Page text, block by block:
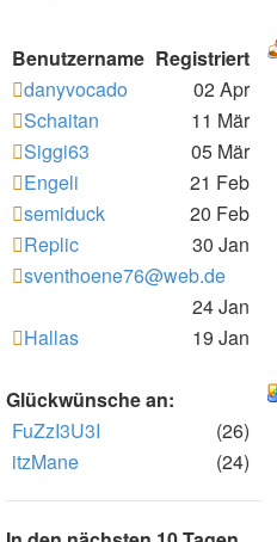
Benutzername Registriert
danyvocado
02 Apr
Schaitan
11 Mär
Siggi63
05 Mär
Engeli
21 Feb
semiduck
20 Feb
Replic
30 Jan
sventhoene76@web.de
24 Jan
Hallas
19 Jan
Glückwünsche an:
FuZzI3U3I
(26)
itzMane
(24)